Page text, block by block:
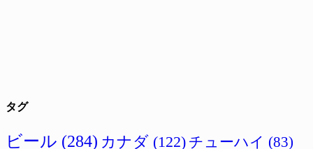
タグ
ビール (284) カナダ (122) チューハイ (83)